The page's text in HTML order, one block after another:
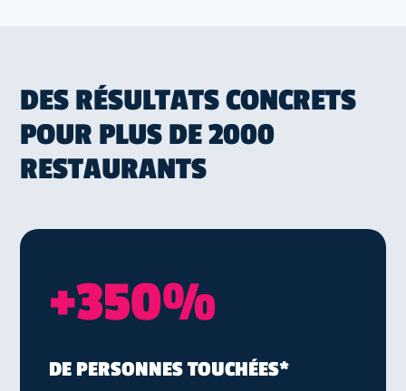
DES RÉSULTATS CONCRETS
POUR PLUS DE 2000
RESTAURANTS
+350%
DE PERSONNES TOUCHÉES*